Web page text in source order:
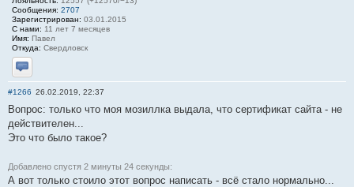
Сообщения: 2707
Зарегистрирован: 03.01.2015
С нами: 11 лет 7 месяцев
Имя: Павел
Откуда: Свердловск
Отправить личное сообщение
#1266 26.02.2019, 22:37
Вопрос: только что моя мозиллка выдала, что сертификат сайта - не
действителен...
Это что было такое?
Добавлено спустя 2 минуты 24 секунды:
А вот только стоило этот вопрос написать - всё стало нормально...